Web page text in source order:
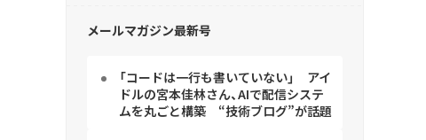
メールマガジン最新号
「コードは一行も書いていない」 アイ
ドルの宮本佳林さん、AIで配信システ
ムを丸ごと構築 “技術ブログ”が話題